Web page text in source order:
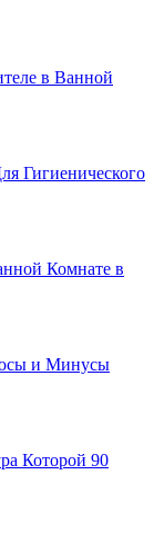
в Ванной
Гигиенического
Комнате в
и Минусы
Которой 90